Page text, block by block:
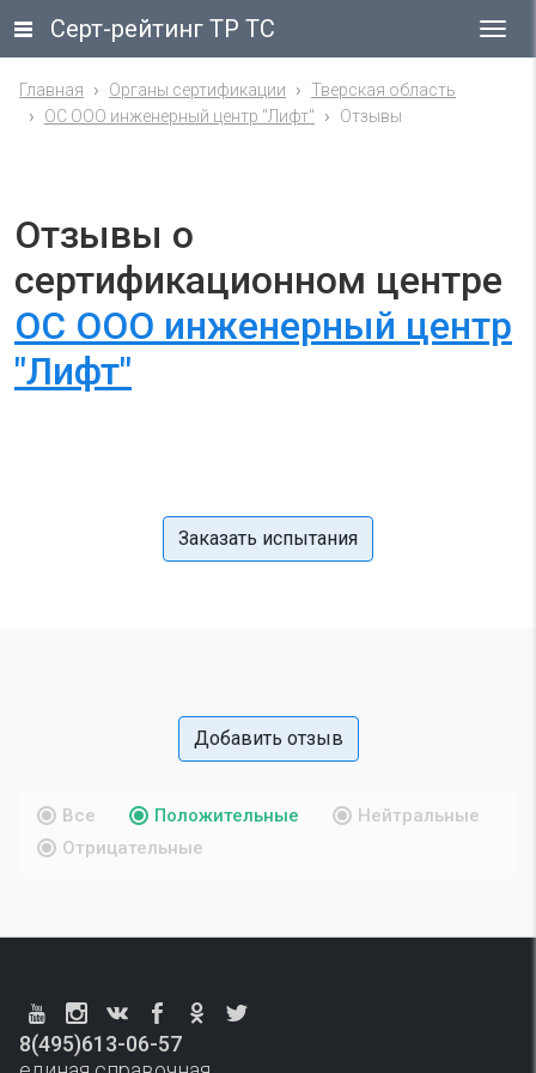
Серт-рейтинг ТР ТС
Главная Органы сертификации
Тверская область
ОС ООО инженерный центр "Лифт"
Отзывы
Отзывы о
сертификационном центре
ОС ООО инженерный центр
"Лифт"
Заказать испытания
Добавить отзыв
Все Положительные
Нейтральные
Отрицательные
8(495)613-06-57